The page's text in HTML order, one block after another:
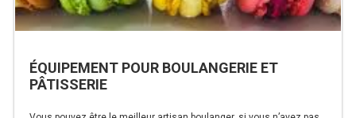
BAIN MARIE
BAIN MARIE 600 ÉLECTRIQUE
ÉQUIPEMENT POUR BOULANGERIE ET
PÂTISSERIE